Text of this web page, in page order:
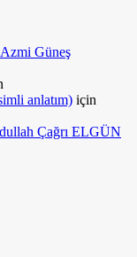
Azmi Güneş
anlatım) için
Çağrı ELGÜN